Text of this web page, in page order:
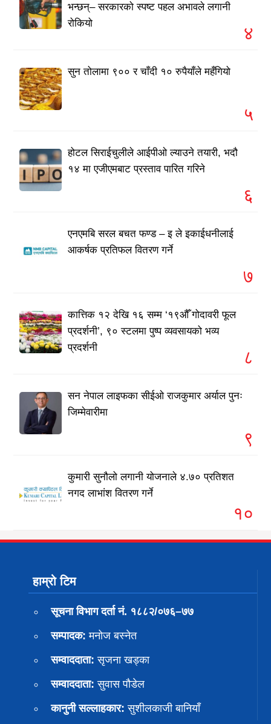
भन्छन्– सरकारको स्पष्ट पहल अभावले लगानी
रोकियो
४
सुन तोलामा ९०० र चाँदी १० रुपैयाँले महँगियो
५
होटल सिराईचुलीले आईपीओ ल्याउने तयारी, भदौ
१४ मा एजीएमबाट प्रस्ताव पारित गरिने
६
एनएमबि सरल बचत फण्ड – इ ले इकाईधनीलाई
आकर्षक प्रतिफल वितरण गर्ने
७
कात्तिक १२ देखि १६ सम्म ‘१९औँ गोदावरी फूल
प्रदर्शनी’, ९० स्टलमा पुष्प व्यवसायको भव्य
प्रदर्शनी
८
सन नेपाल लाइफका सीईओ राजकुमार अर्याल पुनः
जिम्मेवारीमा
९
कुमारी सुनौलो लगानी योजनाले ४.७० प्रतिशत
नगद लाभांश वितरण गर्ने
१०
हाम्रो टिम
सूचना विभाग दर्ता नं. १८८२/०७६–७७
सम्पादक: मनोज बस्नेत
सम्वाददाता: सृजना खड्का
सम्वाददाता: सुवास पाैडेल
कानुनी सल्लाहकार: सुशीलकाजी बानियाँ